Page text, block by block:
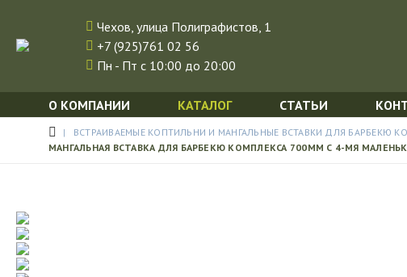
Чехов, улица Полиграфистов, 1
+7 (925)761 02 56
Пн - Пт с 10:00 до 20:00
О КОМПАНИИ КАТАЛОГ СТАТЬИ
ВСТРАИВАЕМЫЕ КОПТИЛЬНИ И МАНГАЛЬНЫЕ ВСТАВКИ ДЛЯ БАРБЕКЮ
МАНГАЛЬНАЯ ВСТАВКА ДЛЯ БАРБЕКЮ КОМПЛЕКСА 700ММ С 4-МЯ